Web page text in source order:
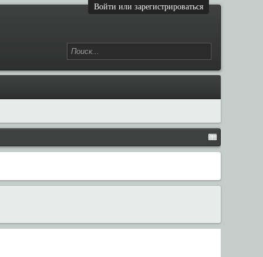
Войти или зарегистрироваться